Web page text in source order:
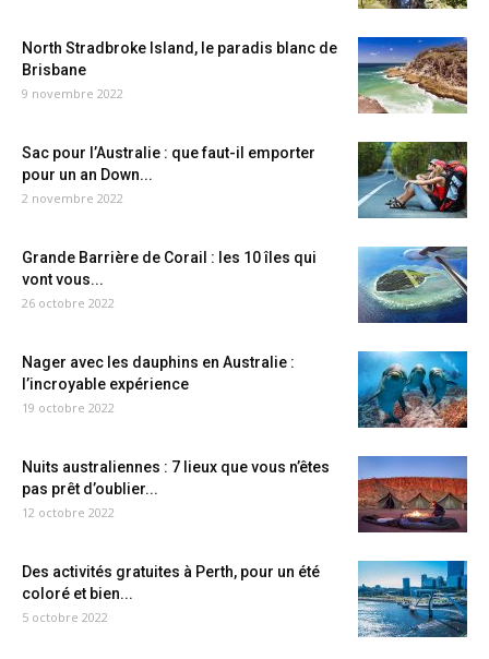
North Stradbroke Island, le paradis blanc de
Brisbane
9 novembre 2022
Sac pour l’Australie : que faut-il emporter
pour un an Down...
2 novembre 2022
Grande Barrière de Corail : les 10 îles qui
vont vous...
26 octobre 2022
Nager avec les dauphins en Australie :
l’incroyable expérience
19 octobre 2022
Nuits australiennes : 7 lieux que vous n’êtes
pas prêt d’oublier...
12 octobre 2022
Des activités gratuites à Perth, pour un été
coloré et bien...
5 octobre 2022